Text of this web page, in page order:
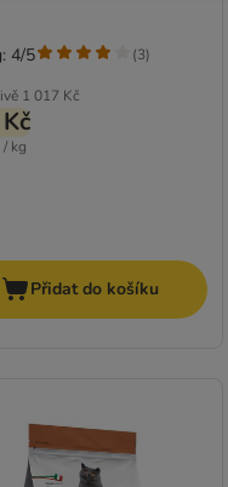
1 017 Kč
kg
4/5 (3)
Přidat do košíku